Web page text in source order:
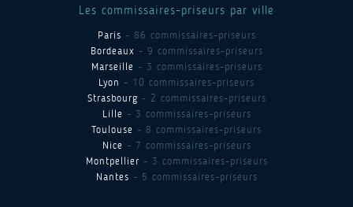
Les commissaires-priseurs par ville
Paris - 86 commissaires-priseurs
Bordeaux - 9 commissaires-priseurs
Marseille - 3 commissaires-priseurs
Lyon - 10 commissaires-priseurs
Strasbourg - 2 commissaires-priseurs
Lille - 3 commissaires-priseurs
Toulouse - 8 commissaires-priseurs
Nice - 7 commissaires-priseurs
Montpellier - 3 commissaires-priseurs
Nantes - 5 commissaires-priseurs